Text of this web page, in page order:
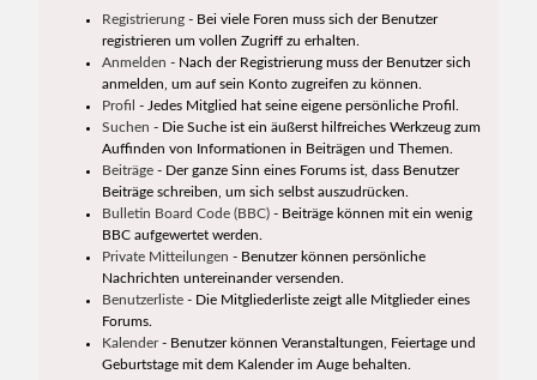
Registrierung- Bei viele Foren muss sich der Benutzer
registrieren um vollen Zugriff zu erhalten.
Anmelden - Nach der Registrierung muss der Benutzer sich
anmelden, um auf sein Konto zugreifen zu können.
Profil - Jedes Mitglied hat seine eigene persönliche Profil.
Suchen - Die Suche ist ein äußerst hilfreiches Werkzeug zum
Auffinden von Informationen in Beiträgen und Themen.
Beiträge- Der ganze Sinn eines Forums ist, dass Benutzer
Beiträge schreiben, um sich selbst auszudrücken.
Bulletin Board Code (BBC)- Beiträge können mit ein wenig
BBC aufgewertet werden.
Private Mitteilungen - Benutzer können persönliche
Nachrichten untereinander versenden.
Benutzerliste- Die Mitgliederliste zeigt alle Mitglieder eines
Forums.
Kalender- Benutzer können Veranstaltungen, Feiertage und
Geburtstage mit dem Kalender im Auge behalten.